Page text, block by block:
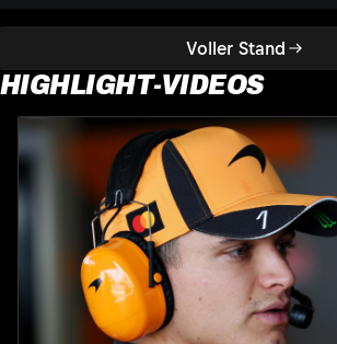
Voller Stand
HIGHLIGHT-VIDEOS